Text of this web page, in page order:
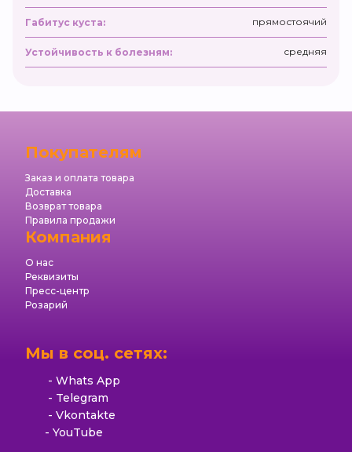
Габитус куста: прямостоячий
Устойчивость к болезням: средняя
Покупателям
Заказ и оплата товара
Доставка
Возврат товара
Правила продажи
Компания
О нас
Реквизиты
Пресс-центр
Розарий
Мы в соц. сетях:
Whats App
Telegram
Vkontakte
YouTube